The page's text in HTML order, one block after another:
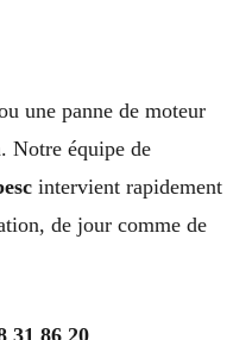
une panne de moteur
Notre équipe de
intervient rapidement
de jour comme de
31 86 20